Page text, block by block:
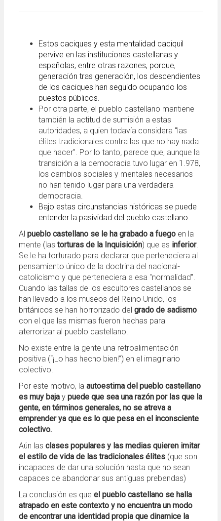
Estos caciques y esta mentalidad caciquil
pervive en las instituciones castellanas y
españolas, entre otras razones, porque,
generación tras generación, los descendientes
de los caciques han seguido ocupando los
puestos públicos.
Por otra parte, el pueblo castellano mantiene
también la actitud de sumisión a estas
autoridades, a quien todavía considera "las
élites tradicionales contra las que no hay nada
que hacer". Por lo tanto, parece que, aunque la
transición a la democracia tuvo lugar en 1.978,
los cambios sociales y mentales necesarios
no han tenido lugar para una verdadera
democracia.
Bajo estas circunstancias históricas se puede
entender la pasividad del pueblo castellano.
Al pueblo castellano se le ha grabado a fuego en la
mente (las torturas de la Inquisición) que es inferior.
Se le ha torturado para declarar que perteneciera al
pensamiento único de la doctrina del nacional-
catolicismo y que perteneciera a esa "normalidad".
Cuando las tallas de los escultores castellanos se
han llevado a los museos del Reino Unido, los
británicos se han horrorizado del grado de sadismo
con el que las mismas fueron hechas para
aterrorizar al pueblo castellano.
No existe entre la gente una retroalimentación
positiva (“¡Lo has hecho bien!”) en el imaginario
colectivo.
Por este motivo, la autoestima del pueblo castellano
es muy baja y puede que sea una razón por las que la
gente, en términos generales, no se atreva a
emprender ya que es lo que pesa en el inconsciente
colectivo.
Aún las clases populares y las medias quieren imitar
el estilo de vida de las tradicionales élites (que son
incapaces de dar una solución hasta que no sean
capaces de abandonar sus antiguas prebendas)
La conclusión es que el pueblo castellano se halla
atrapado en este contexto y no encuentra un modo
de encontrar una identidad propia que dinamice la